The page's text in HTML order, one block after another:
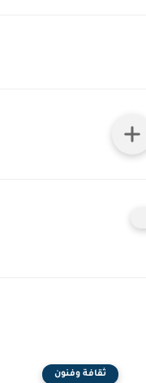
ثقافة وفنون